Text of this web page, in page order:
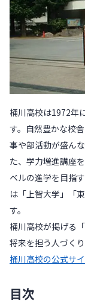
桶川高校は1972年
す。自然豊かな校
事や部活動が盛ん
た、学力増進講座
ベルの進学を目指
は「上智大学」「
す。
桶川高校が掲げる
将来を担う人づくり
桶川高校の公式サ
目次